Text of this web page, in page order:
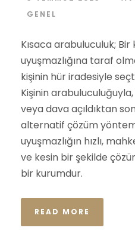
GENEL
Kısaca arabuluculuk; Bir
uyuşmazlığına taraf
kişinin hür iradesiyle
Kişinin
veya dava açıldıktan
alternatif çözüm
uyuşmazlığın hızlı,
ve kesin bir şekilde
bir kurumdur.
READ MORE